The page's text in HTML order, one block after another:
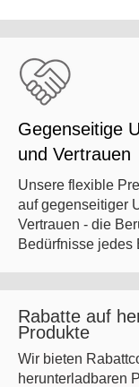
Gegenseitige
und Vertrauen
Unsere flexible
auf gegenseitiger
Vertrauen - die
Bedürfnisse jedes
Rabatte auf
Produkte
Wir bieten
herunterladbaren